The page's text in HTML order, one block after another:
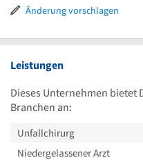
Uhr
13
bis
Uhr
Änderung vorschlagen
Leistungen
Dieses Unternehmen bietet
Branchen an:
Unfallchirurg
Niedergelassener Arzt